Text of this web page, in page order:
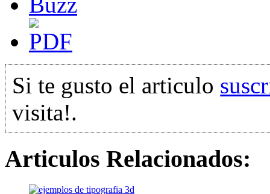
Si te gusto el articulo
visita!.
Articulos Relacionados: